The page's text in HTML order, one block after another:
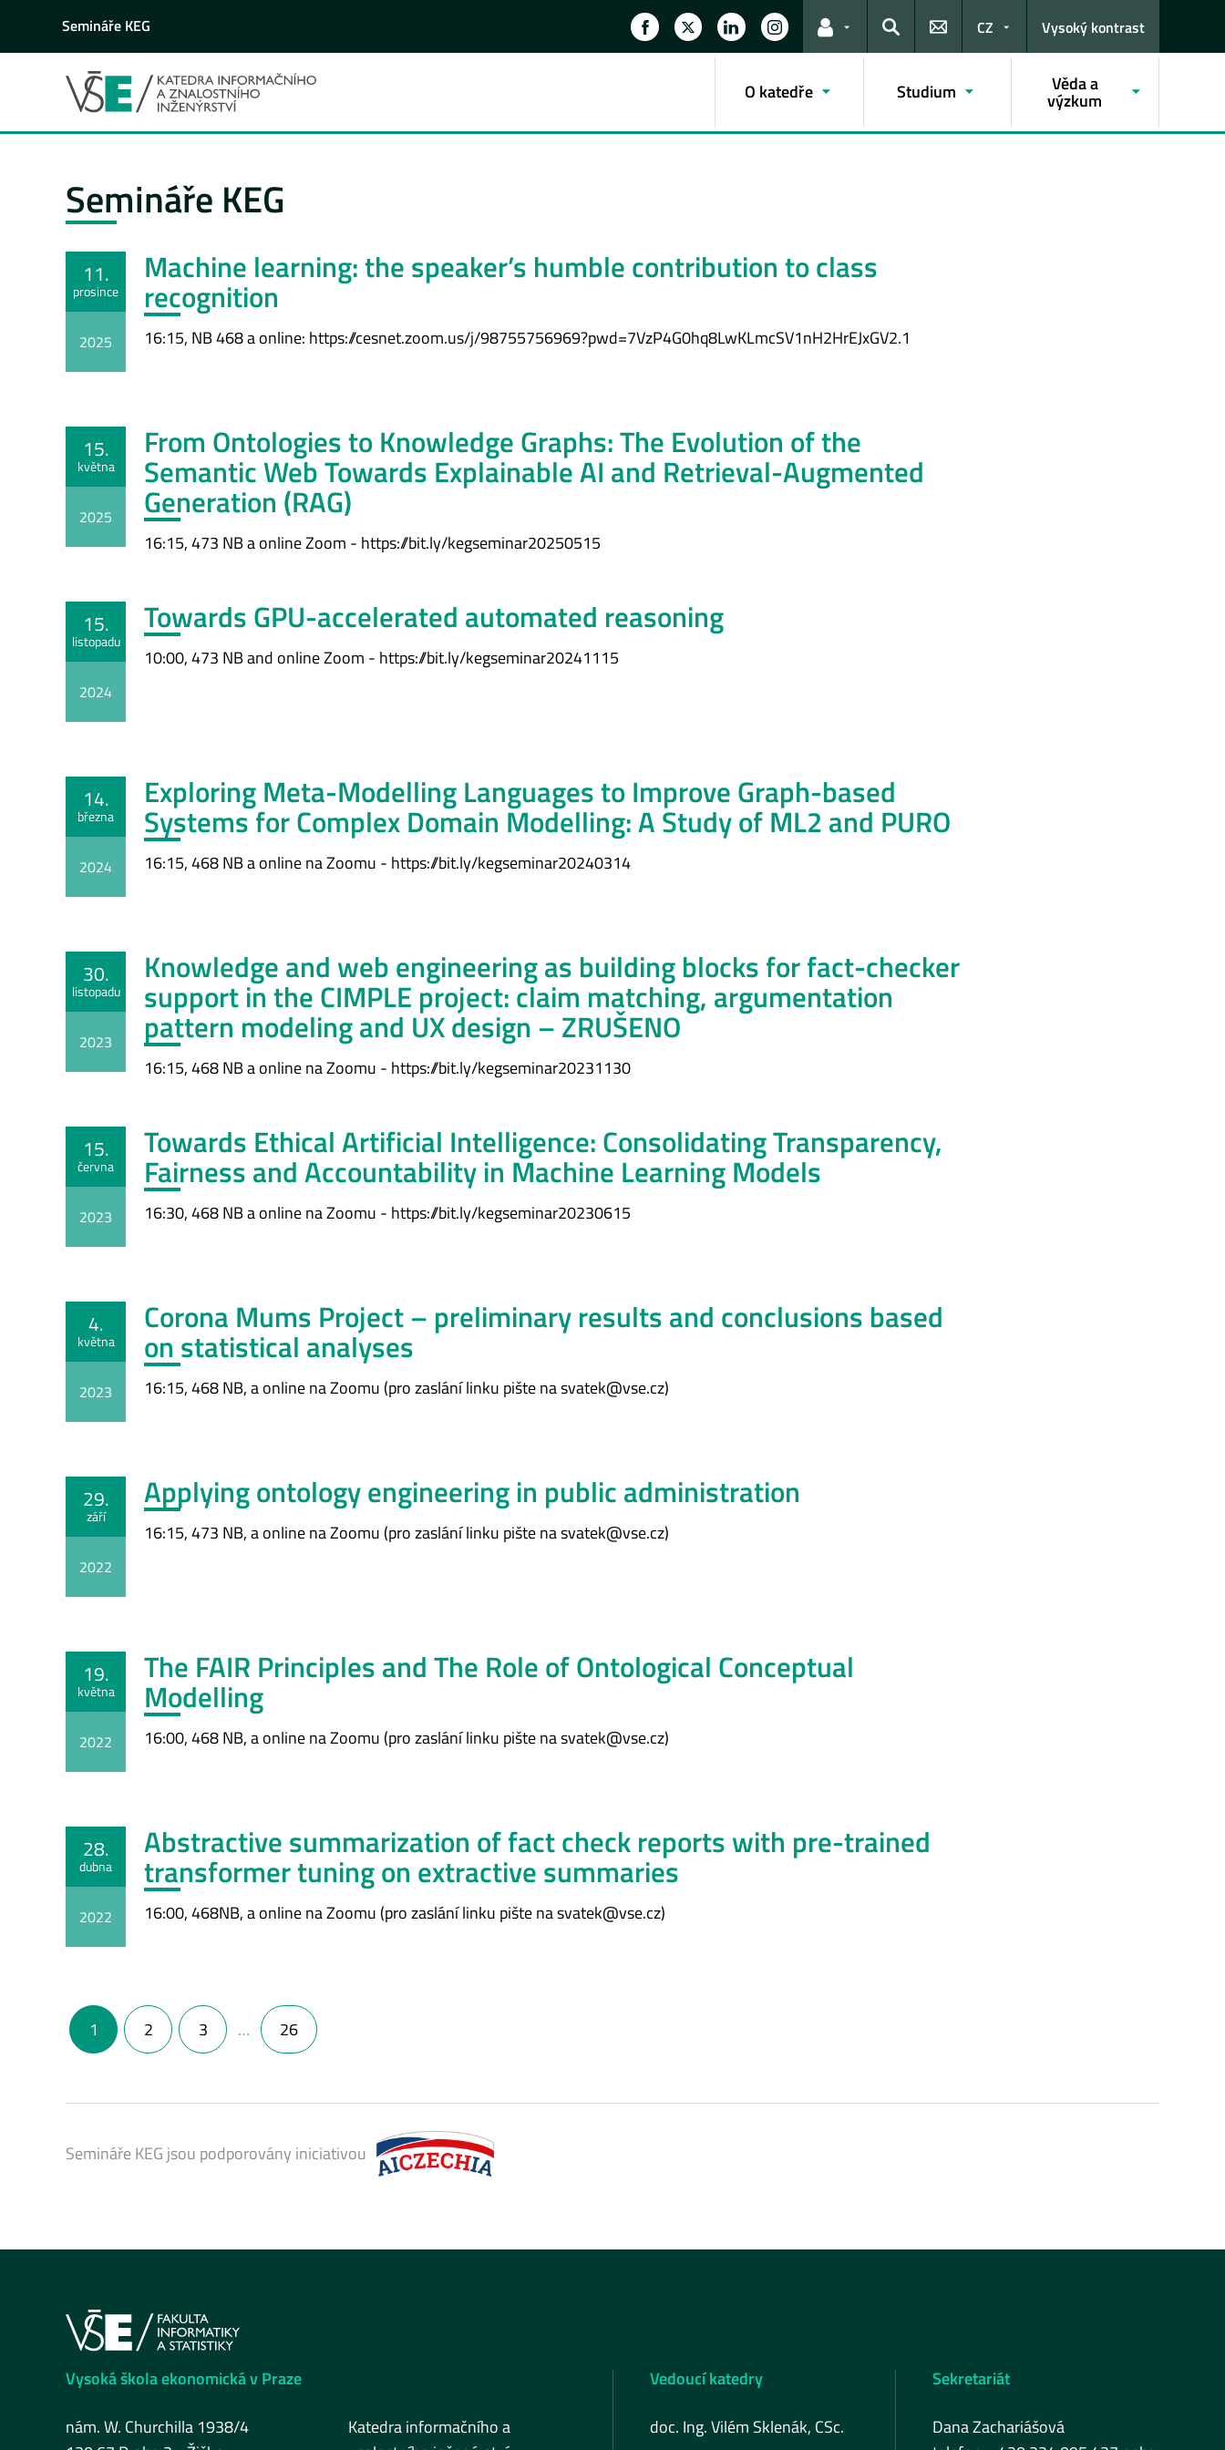
Semináře KEG
Odkazy pro uživatele
Hledat
CZ Vysoký kontrast
O katedře Studium Věda a
výzkum
Semináře KEG
11.
prosince
2025
Machine learning: the speaker’s humble contribution to class
recognition
16:15, NB 468 a online: https://cesnet.zoom.us/j/98755756969?pwd=7VzP4G0hq8LwKLmcSV1nH2HrEJxGV2.1
15.
května
2025
From Ontologies to Knowledge Graphs: The Evolution of the
Semantic Web Towards Explainable AI and Retrieval-Augmented
Generation (RAG)
16:15, 473 NB a online Zoom - https://bit.ly/kegseminar20250515
15.
listopadu
2024
Towards GPU-accelerated automated reasoning
10:00, 473 NB and online Zoom - https://bit.ly/kegseminar20241115
14.
března
2024
Exploring Meta-Modelling Languages to Improve Graph-based
Systems for Complex Domain Modelling: A Study of ML2 and PURO
16:15, 468 NB a online na Zoomu - https://bit.ly/kegseminar20240314
30.
listopadu
2023
Knowledge and web engineering as building blocks for fact-checker
support in the CIMPLE project: claim matching, argumentation
pattern modeling and UX design – ZRUŠENO
16:15, 468 NB a online na Zoomu - https://bit.ly/kegseminar20231130
15.
června
2023
Towards Ethical Artificial Intelligence: Consolidating Transparency,
Fairness and Accountability in Machine Learning Models
16:30, 468 NB a online na Zoomu - https://bit.ly/kegseminar20230615
4.
května
2023
Corona Mums Project – preliminary results and conclusions based
on statistical analyses
16:15, 468 NB, a online na Zoomu (pro zaslání linku pište na svatek@vse.cz)
29.
září
2022
Applying ontology engineering in public administration
16:15, 473 NB, a online na Zoomu (pro zaslání linku pište na svatek@vse.cz)
19.
května
2022
The FAIR Principles and The Role of Ontological Conceptual
Modelling
16:00, 468 NB, a online na Zoomu (pro zaslání linku pište na svatek@vse.cz)
28.
dubna
2022
Abstractive summarization of fact check reports with pre-trained
transformer tuning on extractive summaries
16:00, 468NB, a online na Zoomu (pro zaslání linku pište na svatek@vse.cz)
Navigace pro příspěvky
1 2 3 … 26
Semináře KEG jsou podporovány iniciativou
Vysoká škola ekonomická v Praze
nám. W. Churchilla 1938/4
Katedra informačního a
Vedoucí katedry
doc. Ing. Vilém Sklenák, CSc.
Sekretariát
Dana Zachariášová